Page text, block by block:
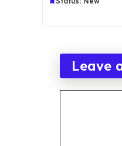
Leave